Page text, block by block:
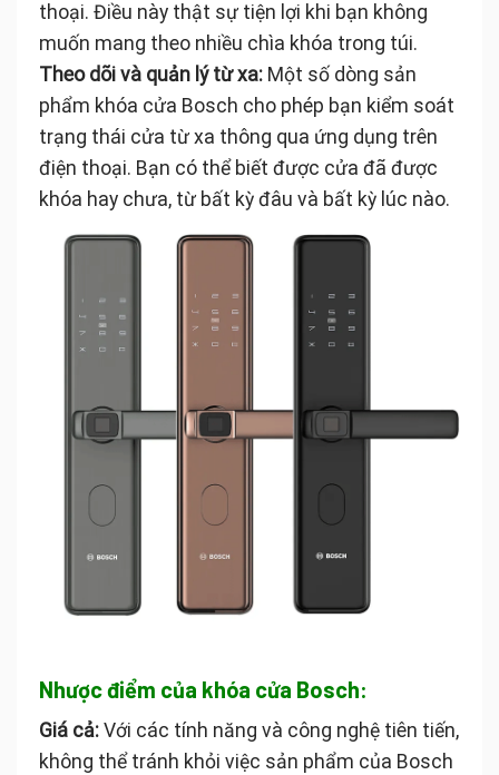
thoại. Điều này thật sự tiện lợi khi bạn không
muốn mang theo nhiều chìa khóa trong túi.
Theo dõi và quản lý từ xa: Một số dòng sản
phẩm khóa cửa Bosch cho phép bạn kiểm soát
trạng thái cửa từ xa thông qua ứng dụng trên
điện thoại. Bạn có thể biết được cửa đã được
khóa hay chưa, từ bất kỳ đâu và bất kỳ lúc nào.
Nhược điểm của khóa cửa Bosch:
Giá cả: Với các tính năng và công nghệ tiên tiến,
không thể tránh khỏi việc sản phẩm của Bosch